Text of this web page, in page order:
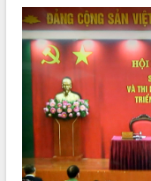
HỆ THỐNG VĂN BẢN
VĂN BẢN HĐND TỈNH
ĐIỂM TIN VĂN BẢN
QUY HOẠCH - KẾ HOẠCH